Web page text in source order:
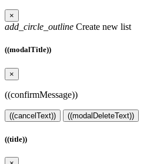
×
add_circle_outline Create new list
((modalTitle))
×
((confirmMessage))
((cancelText)) ((modalDeleteText))
((title))